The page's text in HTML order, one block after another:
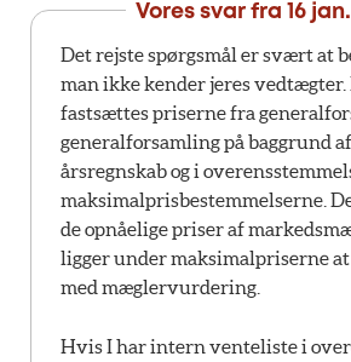
Vores svar fra 16
Det rejste spørgsmål er svært at
man ikke kender jeres
fastsættes priserne fra
generalforsamling på baggrund
årsregnskab og i
maksimalprisbestemmelserne.
de opnåelige priser af
ligger under maksimalpriserne
med mæglervurdering.
Hvis I har intern venteliste i